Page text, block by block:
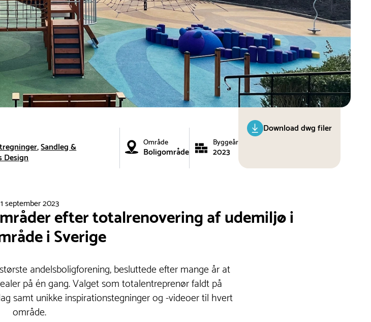
Sandleg &
Design
Område
Boligområde
Byggeår
2023
Download dwg filer
1 september 2023
efter totalrenovering af udemiljø i
i Sverige
andelsboligforening, besluttede efter mange år at
på én gang. Valget som totalentreprenør faldt på
samt unikke inspirationstegninger og -videoer til hvert
område.